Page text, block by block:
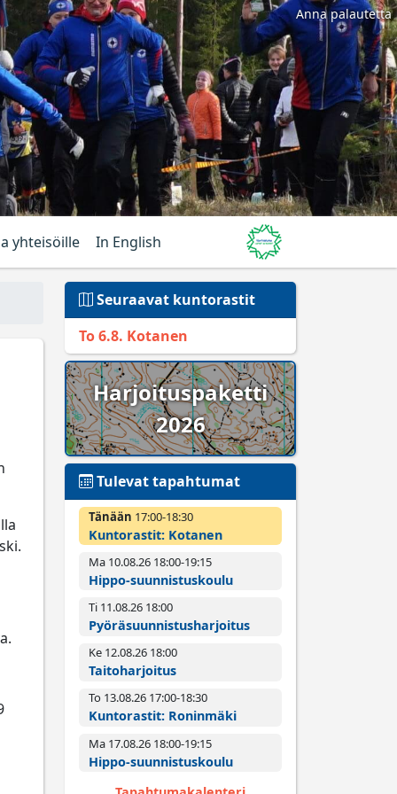
Anna palautetta
yhteisöille In English
Seuraavat kuntorastit
To 6.8. Kotanen
Harjoituspaketti
2026
Tulevat tapahtumat
Tänään 17:00­-18:30
Kuntorastit: Kotanen
Ma 10.08.26 18:00­-19:15
Hippo-suunnistuskoulu
Ti 11.08.26 18:00­
Pyörä­suunnistus­harjoitus
Ke 12.08.26 18:00­
Taitoharjoitus
To 13.08.26 17:00­-18:30
Kuntorastit: Roninmäki
Ma 17.08.26 18:00­-19:15
Hippo-suunnistuskoulu